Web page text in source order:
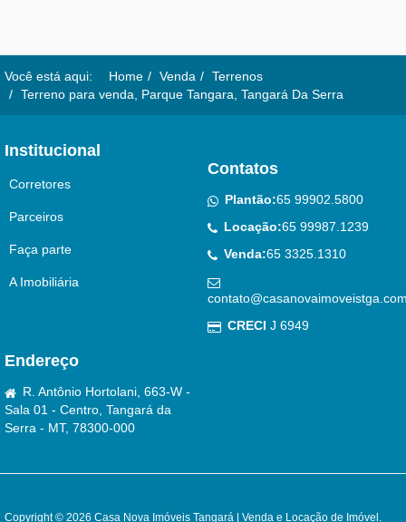
Você está aqui: Home Venda
Terrenos
Terreno para venda, Parque Tangara, Tangará Da Serra
Institucional
Corretores
Parceiros
Faça parte
A Imobiliária
Contatos
Plantão:65 99902.5800
Locação:65 99987.1239
Venda:65 3325.1310
CRECI J 6949
Endereço
R. Antônio Hortolani, 663-W -
Sala 01 - Centro, Tangará da
Serra - MT, 78300-000
Copyright © 2026 Casa Nova Imóveis Tangará | Venda e Locação de Imóvel.